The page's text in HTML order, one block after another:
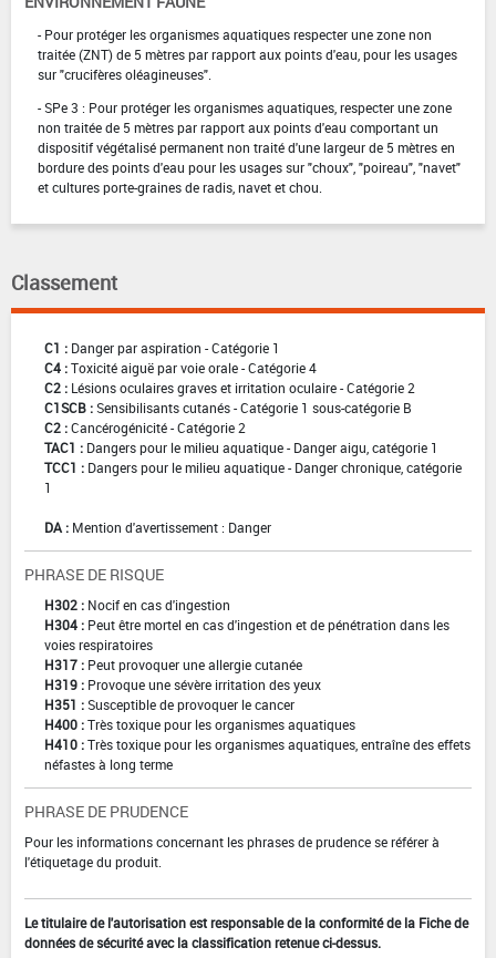
- Pour protéger les organismes aquatiques respecter une zone non
traitée (ZNT) de 5 mètres par rapport aux points d'eau, pour les usages
sur "crucifères oléagineuses".
- SPe 3 : Pour protéger les organismes aquatiques, respecter une zone
non traitée de 5 mètres par rapport aux points d'eau comportant un
dispositif végétalisé permanent non traité d'une largeur de 5 mètres en
bordure des points d'eau pour les usages sur "choux", "poireau", "navet"
et cultures porte-graines de radis, navet et chou.
Classement
C1 : Danger par aspiration - Catégorie 1
C4 :Toxicité aiguë par voie orale - Catégorie 4
C2 : Lésions oculaires graves et irritation oculaire - Catégorie 2
C1SCB :Sensibilisants cutanés - Catégorie 1 sous-catégorie B
C2 :Cancérogénicité - Catégorie 2
TAC1 : Dangers pour le milieu aquatique - Danger aigu, catégorie 1
TCC1 : Dangers pour le milieu aquatique - Danger chronique, catégorie
1
DA : Mention d'avertissement : Danger
PHRASE DE RISQUE
H302 : Nocif en cas d'ingestion
H304 : Peut être mortel en cas d'ingestion et de pénétration dans les
voies respiratoires
H317 : Peut provoquer une allergie cutanée
H319 : Provoque une sévère irritation des yeux
H351 :Susceptible de provoquer le cancer
H400 :Très toxique pour les organismes aquatiques
H410 :Très toxique pour les organismes aquatiques, entraîne des effets
néfastes à long terme
PHRASE DE PRUDENCE
Pour les informations concernant les phrases de prudence se référer à
l'étiquetage du produit.
Le titulaire de l'autorisation est responsable de la conformité de la Fiche de
données de sécurité avec la classification retenue ci-dessus.